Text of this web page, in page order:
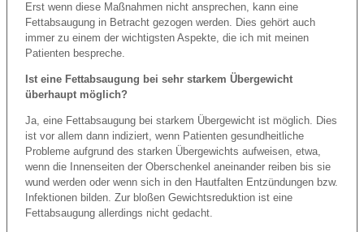
Erst wenn diese Maßnahmen nicht ansprechen, kann eine
Fettabsaugung in Betracht gezogen werden. Dies gehört auch
immer zu einem der wichtigsten Aspekte, die ich mit meinen
Patienten bespreche.
Ist eine Fettabsaugung bei sehr starkem Übergewicht
überhaupt möglich?
Ja, eine Fettabsaugung bei starkem Übergewicht ist möglich. Dies
ist vor allem dann indiziert, wenn Patienten gesundheitliche
Probleme aufgrund des starken Übergewichts aufweisen, etwa,
wenn die Innenseiten der Oberschenkel aneinander reiben bis sie
wund werden oder wenn sich in den Hautfalten Entzündungen bzw.
Infektionen bilden. Zur bloßen Gewichtsreduktion ist eine
Fettabsaugung allerdings nicht gedacht.